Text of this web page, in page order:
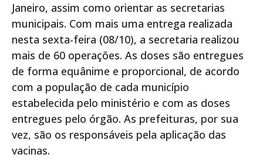
Janeiro, assim como orientar as secretarias
municipais. Com mais uma entrega realizada
nesta sexta-feira (08/10), a secretaria realizou
mais de 60 operações. As doses são entregues
de forma equânime e proporcional, de acordo
com a população de cada município
estabelecida pelo ministério e com as doses
entregues pelo órgão. As prefeituras, por sua
vez, são os responsáveis pela aplicação das
vacinas.